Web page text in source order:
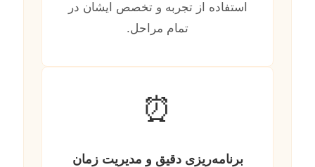
استفاده از تجربه و تخصص ایشان در
تمام مراحل.
⏰
برنامه‌ریزی دقیق و مدیریت زمان